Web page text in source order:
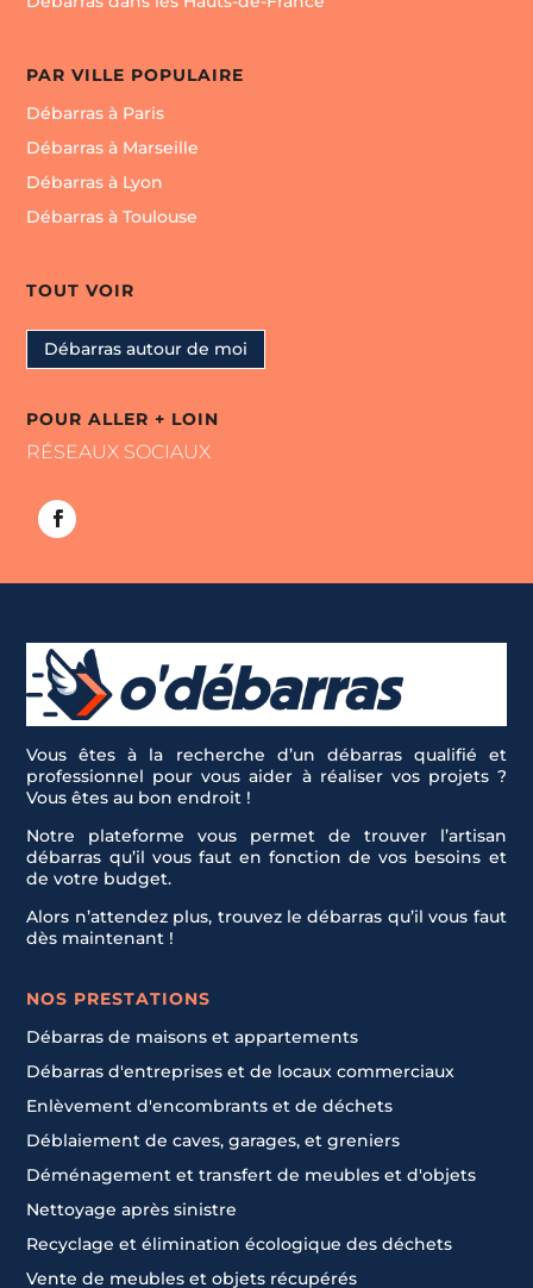
PAR VILLE POPULAIRE
Débarras à Paris
Débarras à Marseille
Débarras à Lyon
Débarras à Toulouse
TOUT VOIR
Débarras autour de moi
POUR ALLER + LOIN
RÉSEAUX SOCIAUX
Vous êtes à la recherche d’un débarras qualifié et
professionnel pour vous aider à réaliser vos projets ?
Vous êtes au bon endroit !
Notre plateforme vous permet de trouver l’artisan
débarras qu’il vous faut en fonction de vos besoins et
de votre budget.
Alors n’attendez plus, trouvez le débarras qu’il vous faut
dès maintenant !
NOS PRESTATIONS
Débarras de maisons et appartements
Débarras d'entreprises et de locaux commerciaux
Enlèvement d'encombrants et de déchets
Déblaiement de caves, garages, et greniers
Déménagement et transfert de meubles et d'objets
Nettoyage après sinistre
Recyclage et élimination écologique des déchets
Vente de meubles et objets récupérés